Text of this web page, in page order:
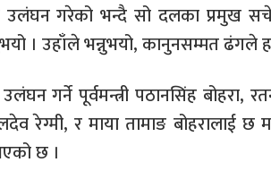
उलंघन गरेको भन्दै सो दलका प्रमुख
। उहाँले भन्नुभयो, कानुनसम्मत ढंगले
गर्ने पूर्वमन्त्री पठानसिंह बोहरा,
रेग्मी, र माया तामाङ बोहरालाई
छ ।